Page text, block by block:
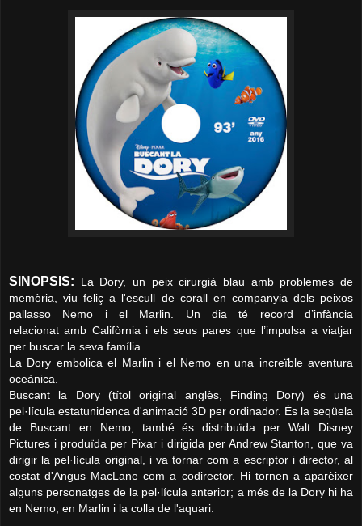
SINOPSIS: La Dory, un peix cirurgià blau amb problemesde
memòria, viu feliç a l'escull de corall en companyia dels peixos
pallasso Nemo i el Marlin. Un dia té record d’infància
relacionatamb Califòrnia i els seus pares que l’impulsa a viatjar
per buscar la seva família.
La Dory embolica el Marlin i el Nemo en una increïble aventura
oceànica.
Buscant la Dory (títol original anglès, Finding Dory) és una
pel·lícula estatunidenca d'animació 3D per ordinador. És la seqüela
de Buscant en Nemo, tambéés distribuïda per Walt Disney
Pictures i produïda per Pixar i dirigida per Andrew Stanton, que va
dirigir la pel·lícula original, i va tornarcom a escriptor i director, al
costat d'Angus MacLane com a codirector. Hi tornen a aparèixer
alguns personatges de la pel·lícula anterior; a més de la Dory hi ha
en Nemo, en Marlin i la colla de l'aquari.